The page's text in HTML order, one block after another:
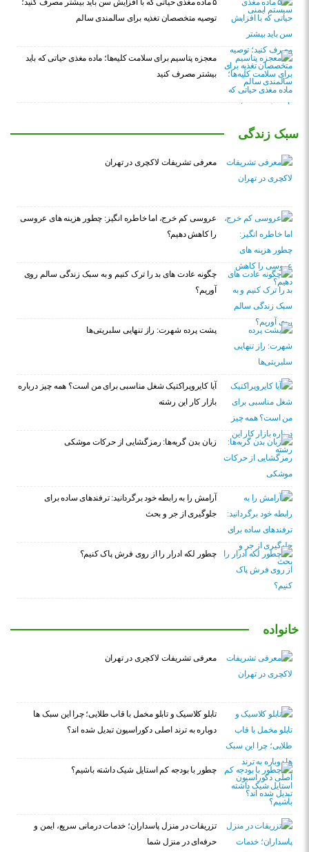
۵ ماده مغذی حیاتی که با افزایش سن باید بیشتر مصرف کنید؛
توصیه متخصصان تغذیه برای سالمندی سالم
معجزه پتاسیم برای سلامت کلیه‌ها؛ ماده مغذی حیاتی که باید
بیشتر مصرف کنید
سبک زندگی
معرفی تشریفات لاکچری در تهران
عروسی کم خرج، اما خاطره انگیز: چطور هزینه های عروسی
را کاهش دهیم؟
چگونه عادت‌ های بد را ترک کنیم و به سبک زندگی سالم روی
آوریم؟
پشت پرده شهرت: راز تنهایی سلبریتی‌ها
آیا کایروپراکتیک شغل مناسبی برای من است؟ همه چیز درباره
بازار کار این رشته
زبان بدن گربه‌ها: رمزگشایی از حرکات موشکی
آرامش را به رابطه خود برگردانید: ترفندهای ساده برای
جلوگیری از جر و بحث
چطور لکه ادرار را از روی فرش پاک کنیم؟
خانواده
معرفی تشریفات لاکچری در تهران
تابلو کلاسیک و تابلو مخمل با قاب طلایی؛ چرا این سبک ها
دوباره به ترند اصلی دکوراسیون تبدیل شده اند؟
چطور با بودجه کم استایل شیک داشته باشیم؟
تزریقات در منزل پاسداران؛ خدمات درمانی سریع، ایمن و
حرفه‌ای در منزل شما